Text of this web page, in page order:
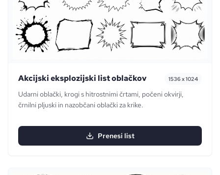
Akcijski eksplozijski list oblačkov 1536 x 1024
Udarni oblački, krogi s hitrostnimi črtami, počeni okvirji,
črnilni pljuski in nazobčani oblački za krike.
Prenesi list